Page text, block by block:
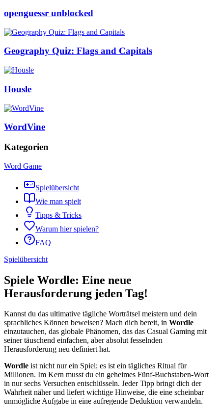
openguessr unblocked
Geography Quiz: Flags and Capitals
Housle
WordVine
Kategorien
Word Game
Spielübersicht
Wie man spielt
Tipps & Tricks
Warum hier spielen?
FAQ
Spielübersicht
Spiele Wordle: Eine neue
Herausforderung jeden Tag!
Kannst du das ultimative tägliche Worträtsel meistern und dein
sprachliches Können beweisen? Mach dich bereit, in Wordle
einzutauchen, das globale Phänomen, das das Casual Gaming mit
seiner täuschend einfachen, aber absolut fesselnden
Herausforderung neu definiert hat.
Wordle ist nicht nur ein Spiel; es ist ein tägliches Ritual für
Millionen. Im Kern musst du ein geheimes Fünf-Buchstaben-Wort
in nur sechs Versuchen entschlüsseln. Jeder Tipp bringt dich der
Wahrheit näher und liefert wichtige Hinweise, die eine scheinbar
unmögliche Aufgabe in eine aufregende Deduktion verwandeln.